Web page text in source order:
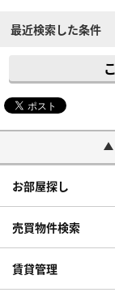
最近検索した条件
お部屋探し
売買物件検索
賃貸管理